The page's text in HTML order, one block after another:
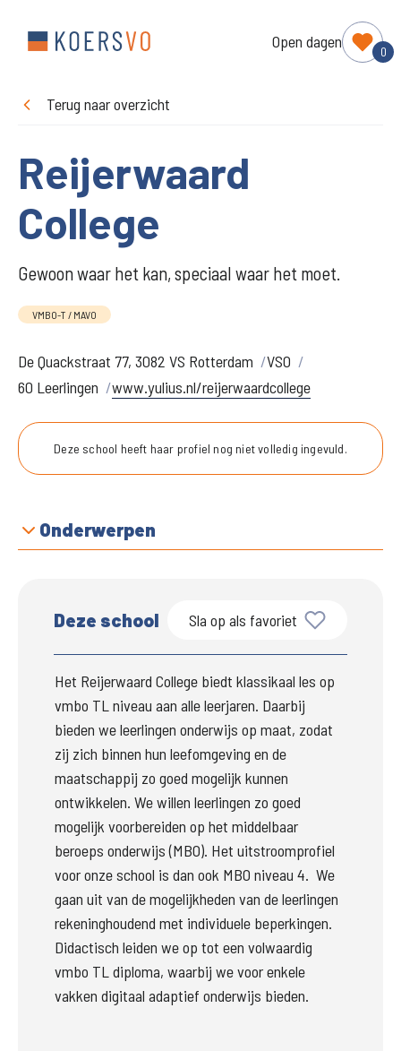
Open dagen
0
Terug naar overzicht
Reijerwaard
College
Gewoon waar het kan, speciaal waar het moet.
VMBO-T / MAVO
De Quackstraat 77, 3082 VS Rotterdam
VSO
60 Leerlingen
www.yulius.nl/reijerwaardcollege
Deze school heeft haar profiel nog niet volledig ingevuld.
Onderwerpen
Deze school Sla op als favoriet
Het Reijerwaard College biedt klassikaal les op
vmbo TL niveau aan alle leerjaren. Daarbij
bieden we leerlingen onderwijs op maat, zodat
zij zich binnen hun leefomgeving en de
maatschappij zo goed mogelijk kunnen
ontwikkelen. We willen leerlingen zo goed
mogelijk voorbereiden op het middelbaar
beroeps onderwijs (MBO). Het uitstroomprofiel
voor onze school is dan ook MBO niveau 4.  We
gaan uit van de mogelijkheden van de leerlingen
Didactisch leiden we op tot een volwaardig
vmbo TL diploma, waarbij we voor enkele
vakken digitaal adaptief onderwijs bieden.